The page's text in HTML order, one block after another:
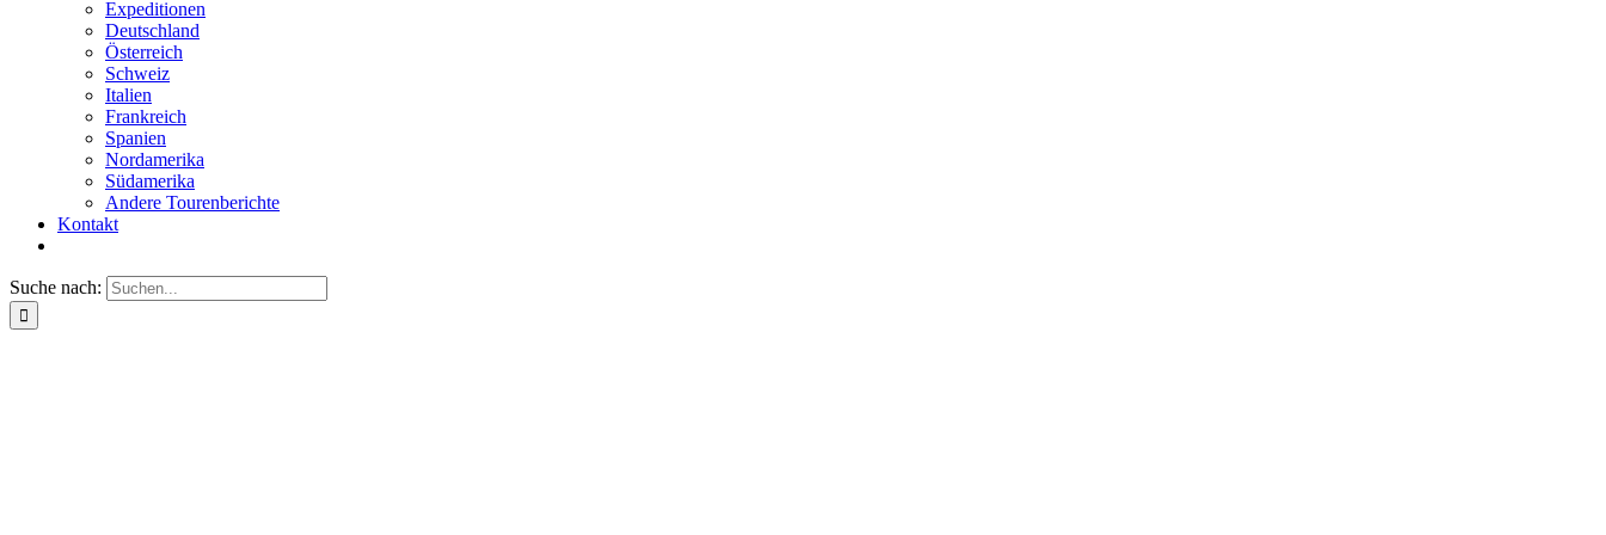
Expeditionen
Deutschland
Österreich
Schweiz
Italien
Frankreich
Spanien
Nordamerika
Südamerika
Andere Tourenberichte
Kontakt
Suche nach: